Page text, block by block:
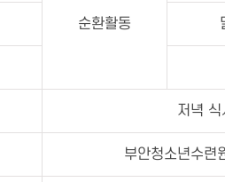
순환활동
저녁 식
부안청소년수련